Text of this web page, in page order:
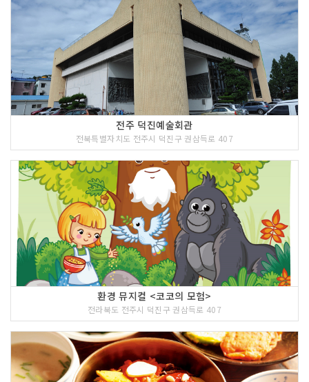
전주 덕진예술회관
전북특별자치도 전주시 덕진구 권삼득로 407
환경 뮤지컬 <코코의 모험>
전라북도 전주시 덕진구 권삼득로 407